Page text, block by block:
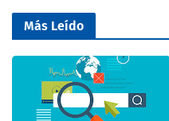
Más Leído